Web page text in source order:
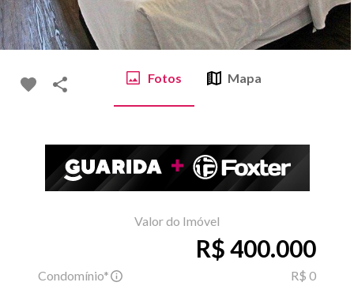
Fotos Mapa
Valor do Imóvel
R$ 400.000
Condomínio*
R$ 0